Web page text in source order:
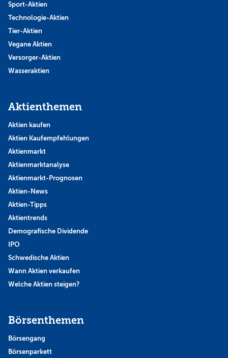
Sport-Aktien
Technologie-Aktien
Tier-Aktien
Vegane Aktien
Versorger-Aktien
Wasseraktien
Aktienthemen
Aktien kaufen
Aktien Kaufempfehlungen
Aktienmarkt
Aktienmarktanalyse
Aktienmarkt-Prognosen
Aktien-News
Aktien-Tipps
Aktientrends
Demografische Dividende
IPO
Schwedische Aktien
Wann Aktien verkaufen
Welche Aktien steigen?
Börsenthemen
Börsengang
Börsenparkett